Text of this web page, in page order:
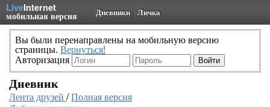
LiveInternet
мобильная версия Дневники Личка
Вы были перенаправлены на мобильную версию
страницы. Вернуться!
Авторизация
Дневник
Лента друзей /Полная версия